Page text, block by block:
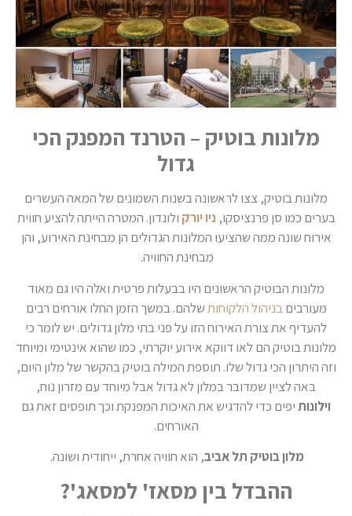
מלונות בוטיק – הטרנד המפנק הכי
גדול
מלונות בוטיק, צצו לראשונה בשנות השמונים של המאה העשרים
בערים כמו סן פרנציסקו, ניו יורק ולונדון. המטרה הייתה להציע חווית
אירוח שונה ממה שהציעו המלונות הגדולים הן מבחינת האירוע, והן
מבחינת החוויה.
מלונות הבוטיק הראשונים היו בבעלות פרטית ואלה היו גם מאוד
מעורביםבניהול הלקוחותשלהם. במשך הזמן החלו אורחים רבים
להעדיף את צורת האירוח הזו על פני בתי מלון גדולים. יש לומר כי
מלונות בוטיק הם לאו דווקא אירוע יוקרתי, כמו שהוא אינטימי ומיוחד
וזה היתרון הכי גדול שלו. תוספת המילה בוטיק בהקשר של מלון היום,
באה לציין שמדובר במלון לא גדול אבל מיוחד עם מזרון נוח,
וילונותיפים כדי להדגיש את האיכות המפנקת וכך תופסים זאת גם
האורחים.
מלון בוטיק תל אביב, הוא חוויה אחרת, ייחודית ושונה.
ההבדל בין מסאז' למסאג'?